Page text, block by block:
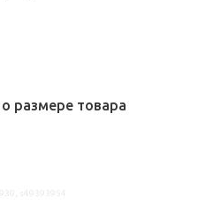
размере товара